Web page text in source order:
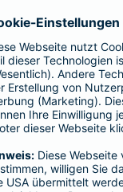
nach
Der